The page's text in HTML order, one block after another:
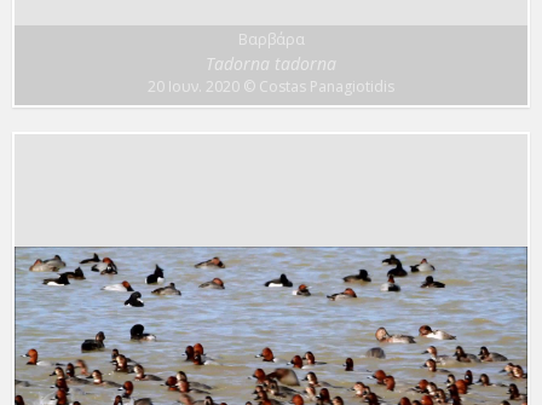
Βαρβάρα
Tadorna tadorna
20 Ιουν. 2020 © Costas Panagiotidis